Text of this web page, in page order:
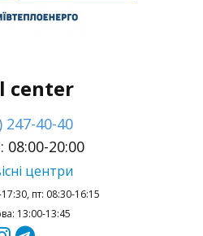
center
247-40-40
08:00-20:00
центри
пт: 08:30-16:15
13:00-13:45